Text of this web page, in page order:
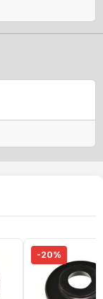
-20%